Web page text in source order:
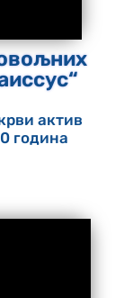
актив
година